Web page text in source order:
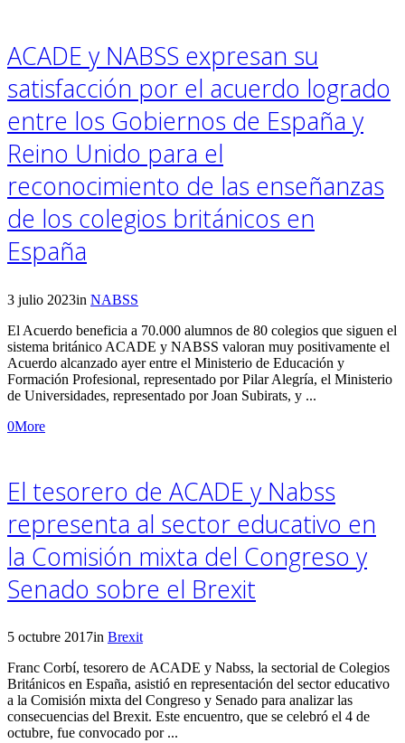
ACADE y NABSS expresan su
satisfacción por el acuerdo logrado
entre los Gobiernos de España y
Reino Unido para el
reconocimiento de las enseñanzas
de los colegios británicos en
España
3 julio 2023in NABSS
El Acuerdo beneficia a 70.000 alumnos de 80 colegios que siguen el
sistema británico ACADE y NABSS valoran muy positivamente el
Acuerdo alcanzado ayer entre el Ministerio de Educación y
Formación Profesional, representado por Pilar Alegría, el Ministerio
de Universidades, representado por Joan Subirats, y ...
0More
El tesorero de ACADE y Nabss
representa al sector educativo en
la Comisión mixta del Congreso y
Senado sobre el Brexit
5 octubre 2017in Brexit
Franc Corbí, tesorero de ACADE y Nabss, la sectorial de Colegios
Británicos en España, asistió en representación del sector educativo
a la Comisión mixta del Congreso y Senado para analizar las
consecuencias del Brexit. Este encuentro, que se celebró el 4 de
octubre, fue convocado por ...